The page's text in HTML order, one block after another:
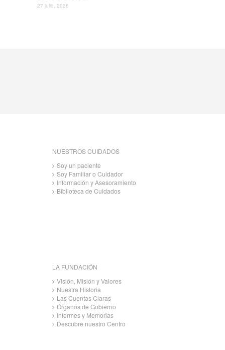
27 julio, 2026
NUESTROS CUIDADOS
Soy un paciente
Soy Familiar o Cuidador
Información y Asesoramiento
Biblioteca de Cuidados
LA FUNDACIÓN
Visión, Misión y Valores
Nuestra Historia
Las Cuentas Claras
Órganos de Gobierno
Informes y Memorias
Descubre nuestro Centro